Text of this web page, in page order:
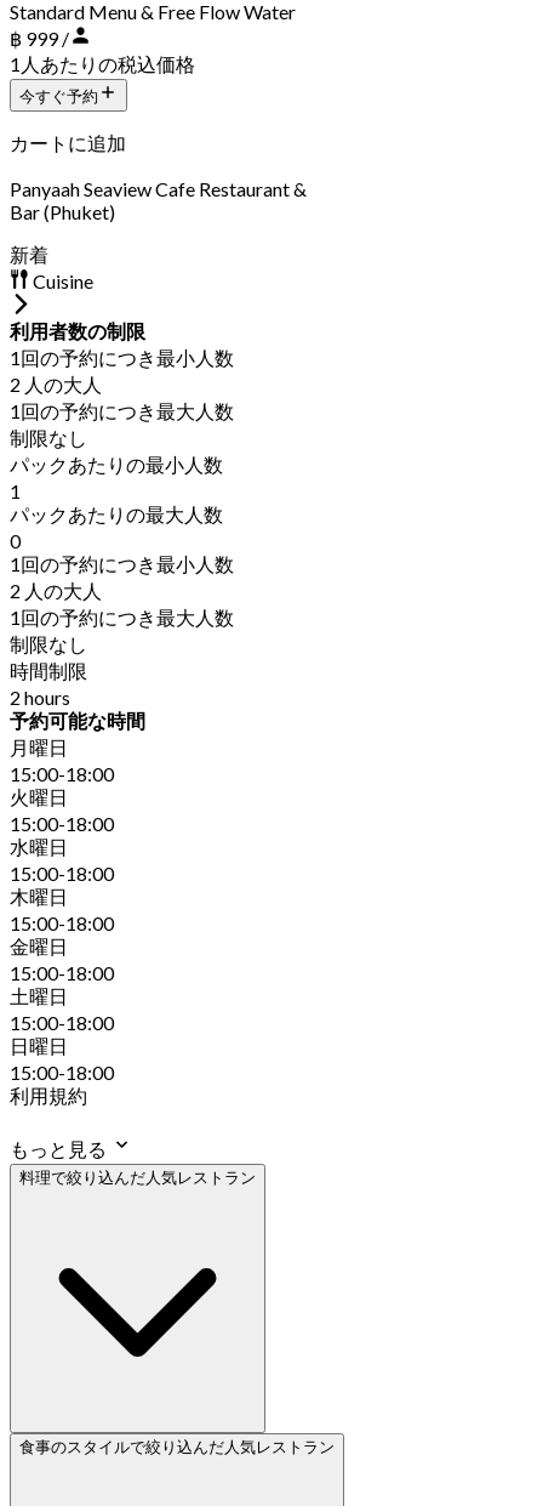
Standard Menu & Free Flow Water
฿ 999 /
1人あたりの税込価格
今すぐ予約
カートに追加
Panyaah Seaview Cafe Restaurant &
Bar (Phuket)
新着
Cuisine
利用者数の制限
1回の予約につき最小人数
2 人の大人
1回の予約につき最大人数
制限なし
パックあたりの最小人数
1
パックあたりの最大人数
0
1回の予約につき最小人数
2 人の大人
1回の予約につき最大人数
制限なし
時間制限
2 hours
予約可能な時間
月曜日
15:00-18:00
火曜日
15:00-18:00
水曜日
15:00-18:00
木曜日
15:00-18:00
金曜日
15:00-18:00
土曜日
15:00-18:00
日曜日
15:00-18:00
利用規約
もっと見る
料理で絞り込んだ人気レストラン
食事のスタイルで絞り込んだ人気レストラン